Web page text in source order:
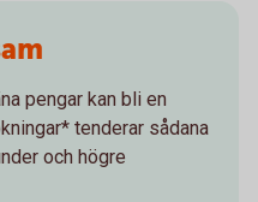
pengar kan bli en
tenderar sådana
och högre